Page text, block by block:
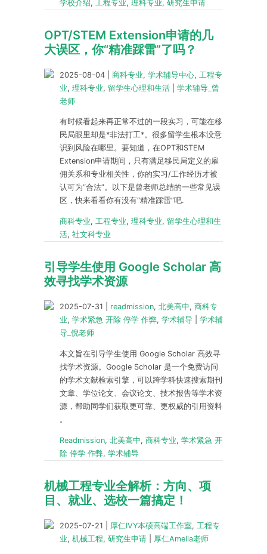
学校介绍, 工程专业, 理科专业, 研究生申请
OPT/STEM Extension申请的几
大误区，你“精准踩雷”了吗？
2025-08-04 商科专业, 学术辅导中心, 工程专
业, 理科专业, 留学生心理和生活
学术辅导_曾
老师
有时候看起来再正常不过的一段实习，可能在移
民局眼里却是*非法打工*。很多留学生根本没意
识到风险在哪里。要知道，在OPT和STEM
Extension申请期间，只有满足移民局定义的雇
佣关系和专业相关性，你的实习/工作经历才被
认可为“合法”。以下是曾老师总结的一些常见误
区，快来看看你有没有“精准踩雷”吧.
商科专业, 工程专业, 理科专业, 留学生心理和生
活, 社文科专业
引导学生使用 Google Scholar 高
效寻找学术资源
2025-07-31 readmission, 北美高中, 商科专
业, 学术紧急 开除 停学 作弊, 学术辅导
学术辅
导_倪老师
本文旨在引导学生使用 Google Scholar 高效寻
找学术资源。Google Scholar 是一个免费访问
的学术文献检索引擎，可以跨学科快速搜索期刊
文章、学位论文、会议论文、技术报告等学术资
源，帮助同学们获取更可靠、更权威的引用资料
。
Readmission, 北美高中, 商科专业, 学术紧急 开
除 停学 作弊, 学术辅导
机械工程专业全解析：方向、项
目、就业、选校一篇搞定！
2025-07-21 厚仁IVY本硕高端工作室, 工程专
业, 机械工程, 研究生申请 厚仁Amelia老师